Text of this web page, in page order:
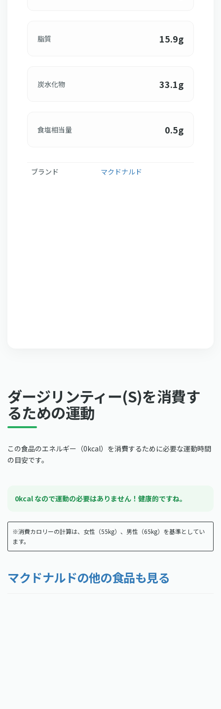
脂質 15.9g
炭水化物 33.1g
食塩相当量 0.5g
ブランド マクドナルド
ダージリンティー(S)を消費す
るための運動
この食品のエネルギー（0kcal）を消費するために必要な運動時間
の目安です。
0kcal なので運動の必要はありません！健康的ですね。
※消費カロリーの計算は、女性（55kg）、男性（65kg）を基準としてい
ます。
マクドナルドの他の食品も見る